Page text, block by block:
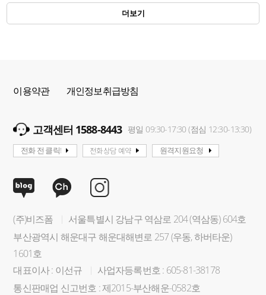
더보기
이용약관 개인정보취급방침
고객센터 1588-8443 평일 09:30-17:30 (점심 12:30-13:30)
전화 전 클릭! 전화상담 예약 원격지원요청
(주)비즈폼
서울특별시 강남구 역삼로 204 (역삼동) 604호
부산광역시 해운대구 해운대해변로 257 (우동, 하버타운)
1601호
대표이사 : 이선규
사업자등록번호 : 605-81-38178
통신판매업 신고번호 : 제2015-부산해운-0582호